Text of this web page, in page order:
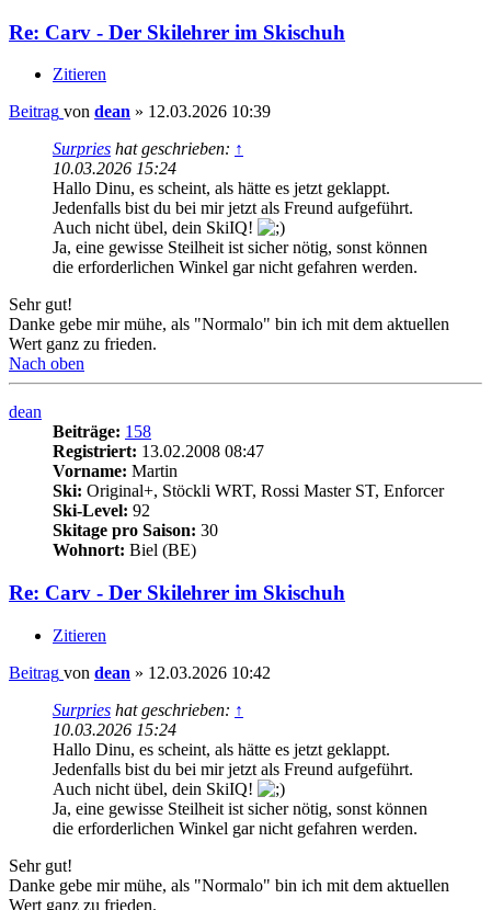
Re: Carv - Der Skilehrer im Skischuh
Zitieren
Beitrag von dean » 12.03.2026 10:39
Surpries hat geschrieben: ↑
10.03.2026 15:24
Hallo Dinu, es scheint, als hätte es jetzt geklappt.
Jedenfalls bist du bei mir jetzt als Freund aufgeführt.
Auch nicht übel, dein SkiIQ!
Ja, eine gewisse Steilheit ist sicher nötig, sonst können
die erforderlichen Winkel gar nicht gefahren werden.
Sehr gut!
Danke gebe mir mühe, als "Normalo" bin ich mit dem aktuellen
Wert ganz zu frieden.
Nach oben
dean
Beiträge: 158
Registriert: 13.02.2008 08:47
Vorname: Martin
Ski: Original+, Stöckli WRT, Rossi Master ST, Enforcer
Ski-Level: 92
Skitage pro Saison: 30
Wohnort: Biel (BE)
Re: Carv - Der Skilehrer im Skischuh
Zitieren
Beitrag von dean » 12.03.2026 10:42
Surpries hat geschrieben: ↑
10.03.2026 15:24
Hallo Dinu, es scheint, als hätte es jetzt geklappt.
Jedenfalls bist du bei mir jetzt als Freund aufgeführt.
Auch nicht übel, dein SkiIQ!
Ja, eine gewisse Steilheit ist sicher nötig, sonst können
die erforderlichen Winkel gar nicht gefahren werden.
Sehr gut!
Danke gebe mir mühe, als "Normalo" bin ich mit dem aktuellen
Wert ganz zu frieden.